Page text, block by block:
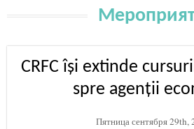
CRFC își extinde
spre agenții
Пятница сентября 29th,